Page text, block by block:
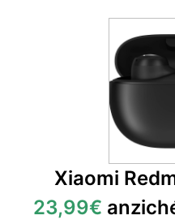
Xiaomi
23,99€